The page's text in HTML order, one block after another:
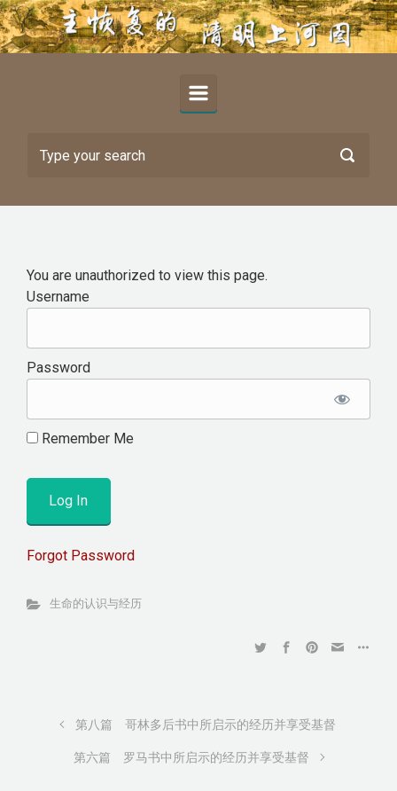
Skip to main content
You are unauthorized to view this page.
Username
Password
Remember Me
Forgot Password
生命的认识与经历
第八篇 哥林多后书中所启示的经历并享受基督
第六篇 罗马书中所启示的经历并享受基督